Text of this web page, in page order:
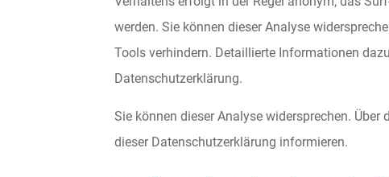
werden. Sie können dieser Analyse
Tools verhindern. Detaillierte Informationen
Datenschutzerklärung.
Sie können dieser Analyse widersprechen.
dieser Datenschutzerklärung informieren.